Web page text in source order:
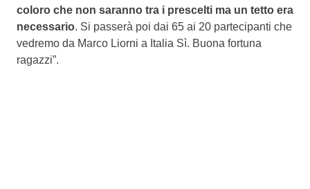
coloro che non saranno tra i prescelti ma un tetto era
necessario. Si passerà poi dai 65 ai 20 partecipanti che
vedremo da Marco Liorni a Italia Sì. Buona fortuna
ragazzi”.